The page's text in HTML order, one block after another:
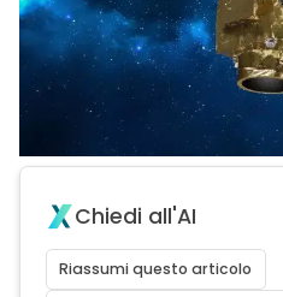
Chiedi all'AI
Riassumi questo articolo